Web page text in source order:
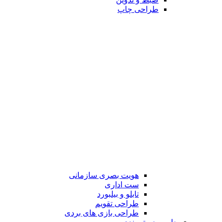
طراحی چاپ
هویت بصری سازمانی
ست اداری
تابلو و بیلبورد
طراحی تقویم
طراحی بازی های بردی